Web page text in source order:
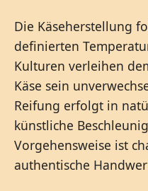
Die Käseherstellung
definierten
Kulturen verleihen
Käse sein
Reifung erfolgt in
künstliche
Vorgehensweise ist
authentische